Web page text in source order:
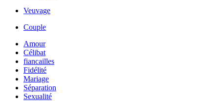
Veuvage
Couple
Amour
Célibat
fiancailles
Fidélité
Mariage
Séparation
Sexualité